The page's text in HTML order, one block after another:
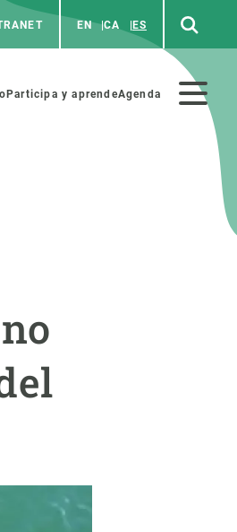
EN CA ES
Participa y aprendeAgenda
Haz ciencia con nosotros
COLABORA